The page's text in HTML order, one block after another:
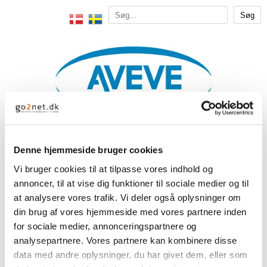
Denne hjemmeside bruger cookies
Vi bruger cookies til at tilpasse vores indhold og
annoncer, til at vise dig funktioner til sociale medier og til
at analysere vores trafik. Vi deler også oplysninger om
din brug af vores hjemmeside med vores partnere inden
for sociale medier, annonceringspartnere og
analysepartnere. Vores partnere kan kombinere disse
data med andre oplysninger, du har givet dem, eller som
Marsholm v. Rikke Sejlund
driver Marsholm, som er smukt
placeret ved vand og strand
mellem Ranum og Rønbjerg i